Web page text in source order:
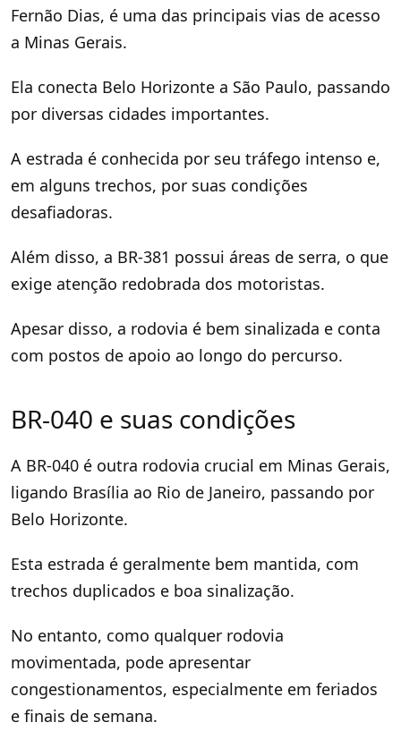
Fernão Dias, é uma das principais vias de acesso
a Minas Gerais.
Ela conecta Belo Horizonte a São Paulo, passando
por diversas cidades importantes.
A estrada é conhecida por seu tráfego intenso e,
em alguns trechos, por suas condições
desafiadoras.
Além disso, a BR-381 possui áreas de serra, o que
exige atenção redobrada dos motoristas.
Apesar disso, a rodovia é bem sinalizada e conta
com postos de apoio ao longo do percurso.
BR-040 e suas condições
A BR-040 é outra rodovia crucial em Minas Gerais,
ligando Brasília ao Rio de Janeiro, passando por
Belo Horizonte.
Esta estrada é geralmente bem mantida, com
trechos duplicados e boa sinalização.
No entanto, como qualquer rodovia
movimentada, pode apresentar
congestionamentos, especialmente em feriados
e finais de semana.